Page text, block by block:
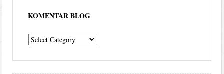
KOMENTAR BLOG
komentar